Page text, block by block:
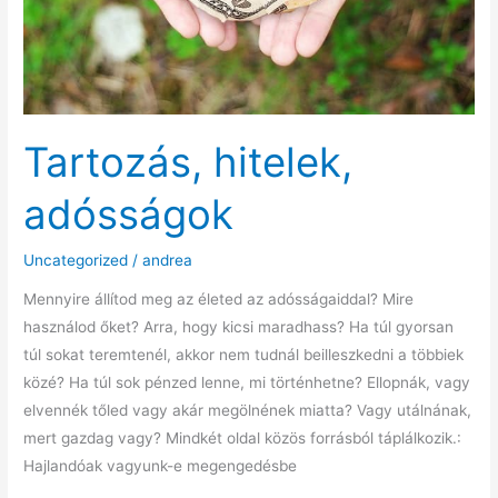
Tartozás, hitelek,
adósságok
Uncategorized /andrea
Mennyire állítod meg az életed az adósságaiddal? Mire
használod őket? Arra, hogy kicsi maradhass? Ha túl gyorsan
túl sokat teremtenél, akkor nem tudnál beilleszkedni a többiek
közé? Ha túl sok pénzed lenne, mi történhetne? Ellopnák, vagy
elvennék tőled vagy akár megölnének miatta? Vagy utálnának,
mert gazdag vagy? Mindkét oldal közös forrásból táplálkozik.:
Hajlandóak vagyunk-e megengedésbe